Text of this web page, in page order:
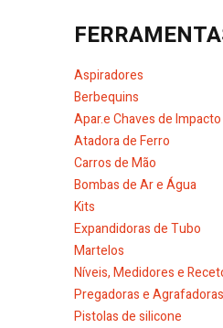
Aspiradores
Berbequins
Apar.e Chaves de Impacto
Atadora de Ferro
Carros de Mão
Bombas de Ar e Água
Kits
Expandidoras de Tubo
Martelos
Níveis, Medidores e
Pregadoras e Agrafadoras
Pistolas de silicone